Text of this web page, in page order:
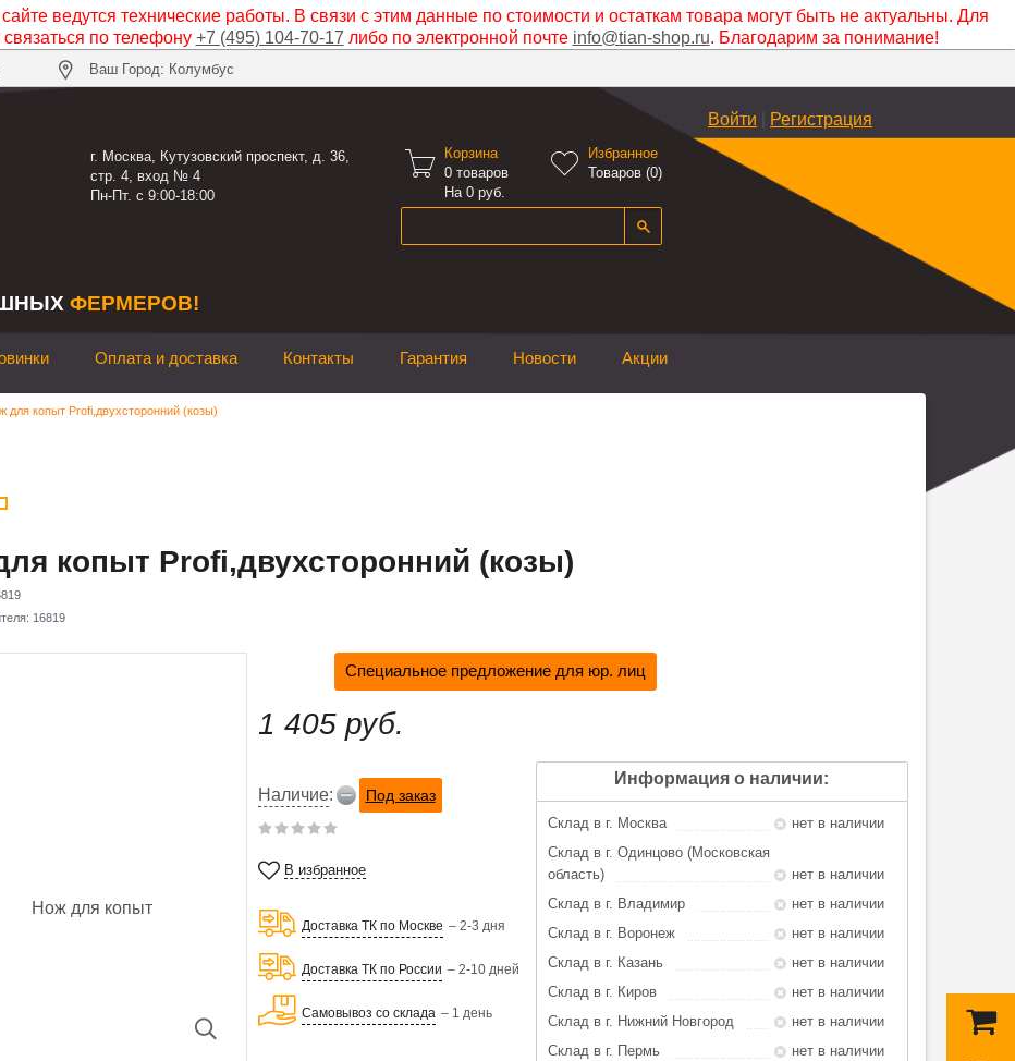
ведутся технические работы. В связи с этим данные по стоимости и остаткам товара могут быть не актуальны. Для
по телефону +7 (495) 104-70-17 либо по электронной почте info@tian-shop.ru. Благодарим за понимание!
Ваш Город: Колумбус
Войти Регистрация
г. Москва, Кутузовский проспект, д. 36,
стр. 4, вход № 4
Пн-Пт. с 9:00-18:00

Корзина
0товаров
На 0 руб.

Избранное
Товаров (0)
ФЕРМЕРОВ!
Оплата и доставка Контакты Гарантия Новости Акции
для копыт Profi,двухсторонний (козы)
копыт Profi,двухсторонний (козы)
16819
Специальное предложение для юр. лиц
1 405 руб.
Наличие: Под заказ
В избранное
Доставка ТК по Москве – 2-3 дня
Доставка ТК по России – 2-10 дней
Самовывоз со склада – 1 день
Информация о наличии:
Склад в г. Москва
нет в наличии
Склад в г. Одинцово (Московская
область)
нет в наличии
Склад в г. Владимир
нет в наличии
Склад в г. Воронеж
нет в наличии
Склад в г. Казань
нет в наличии
Склад в г. Киров
нет в наличии
Склад в г. Нижний Новгород
нет в наличии
Склад в г. Пермь
нет в наличии